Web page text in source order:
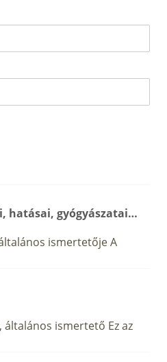
hatásai, gyógyászatai…
ismertetője A
ismertető Ez az